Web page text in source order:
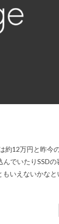
約12万円と昨今
でいたりSSD
いえないかな